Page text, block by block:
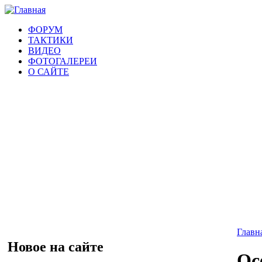
ФОРУМ
ТАКТИКИ
ВИДЕО
ФОТОГАЛЕРЕИ
О САЙТЕ
Новое на сайте